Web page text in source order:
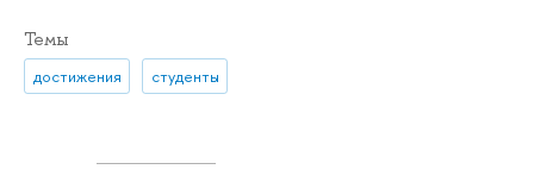
Темы
достижения студенты